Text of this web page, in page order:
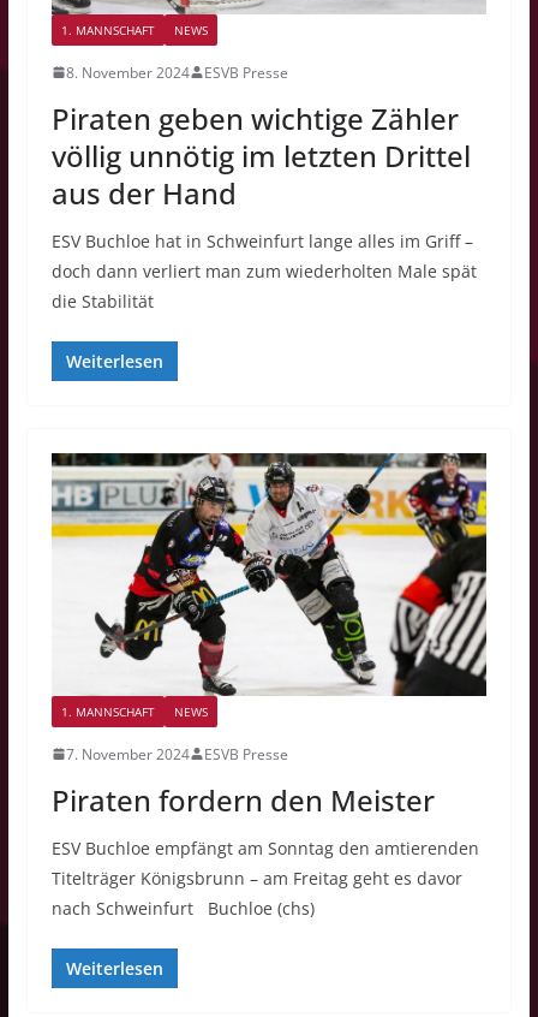
1. MANNSCHAFT NEWS
8. November 2024 ESVB Presse
Piraten geben wichtige Zähler
völlig unnötig im letzten Drittel
aus der Hand
ESV Buchloe hat in Schweinfurt lange alles im Griff –
doch dann verliert man zum wiederholten Male spät
die Stabilität
Weiterlesen
1. MANNSCHAFT NEWS
7. November 2024 ESVB Presse
Piraten fordern den Meister
ESV Buchloe empfängt am Sonntag den amtierenden
Titelträger Königsbrunn – am Freitag geht es davor
nach Schweinfurt Buchloe (chs)
Weiterlesen